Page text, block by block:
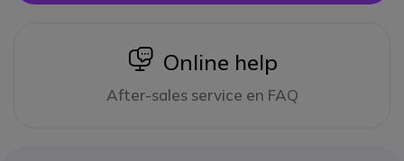
icon
Online help
After-sales service en FAQ